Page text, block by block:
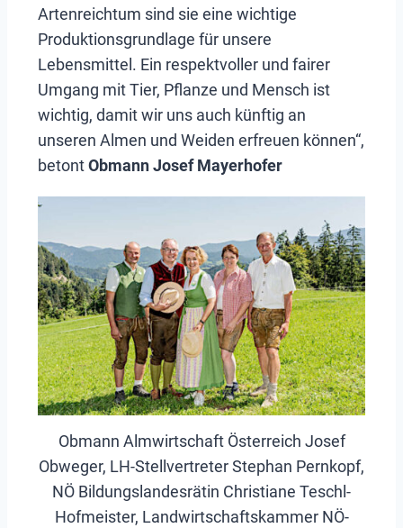
Artenreichtum sind sie eine wichtige
Produktionsgrundlage für unsere
Lebensmittel. Ein respektvoller und fairer
Umgang mit Tier, Pflanze und Mensch ist
wichtig, damit wir uns auch künftig an
unseren Almen und Weiden erfreuen können“,
betontObmann Josef Mayerhofer
Obmann Almwirtschaft Österreich Josef
Obweger, LH-Stellvertreter Stephan Pernkopf,
NÖ Bildungslandesrätin Christiane Teschl-
Hofmeister, Landwirtschaftskammer NÖ-